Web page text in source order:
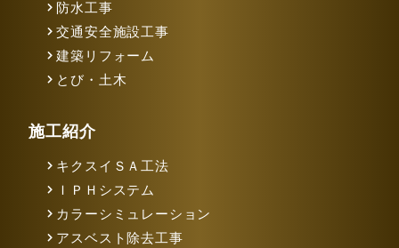
防水工事
交通安全施設工事
建築リフォーム
とび・土木
施工紹介
キクスイＳＡ工法
ＩＰＨシステム
カラーシミュレーション
アスベスト除去工事